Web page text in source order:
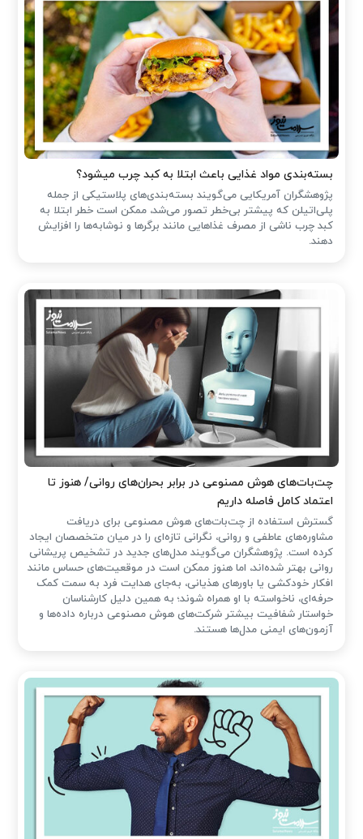
بسته‌بندی مواد غذایی باعث ابتلا به کبد چرب میشود؟
پژوهشگران آمریکایی می‌گویند بسته‌بندی‌های پلاستیکی از جمله
پلی‌اتیلن که پیشتر بی‌خطر تصور می‌شد، ممکن است خطر ابتلا به
کبد چرب ناشی از مصرف غذاهایی مانند برگرها و نوشابه‌ها را افزایش
دهند.
چت‌بات‌های هوش مصنوعی در برابر بحران‌های روانی/ هنوز تا
اعتماد کامل فاصله داریم
گسترش استفاده از چت‌بات‌های هوش مصنوعی برای دریافت
مشاوره‌های عاطفی و روانی، نگرانی تازه‌ای را در میان متخصصان ایجاد
کرده است. پژوهشگران می‌گویند مدل‌های جدید در تشخیص پریشانی
روانی بهتر شده‌اند، اما هنوز ممکن است در موقعیت‌های حساس مانند
افکار خودکشی یا باورهای هذیانی، به‌جای هدایت فرد به سمت کمک
حرفه‌ای، ناخواسته با او همراه شوند؛ به همین دلیل کارشناسان
خواستار شفافیت بیشتر شرکت‌های هوش مصنوعی درباره داده‌ها و
آزمون‌های ایمنی مدل‌ها هستند.